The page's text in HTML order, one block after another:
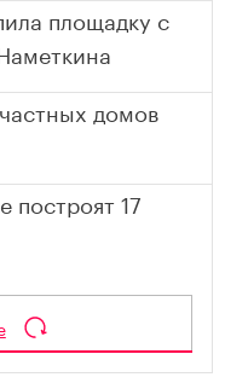
площадку с
домов
построят 17